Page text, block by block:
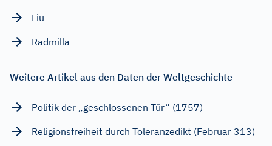
Liu
Radmilla
Weitere Artikel aus den Daten der Weltgeschichte
Politik der „geschlossenen Tür“ (1757)
Religionsfreiheit durch Toleranzedikt (Februar 313)